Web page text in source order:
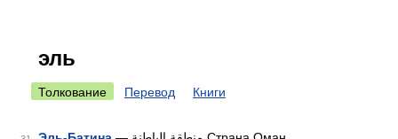
эль
Толкование Перевод Книги